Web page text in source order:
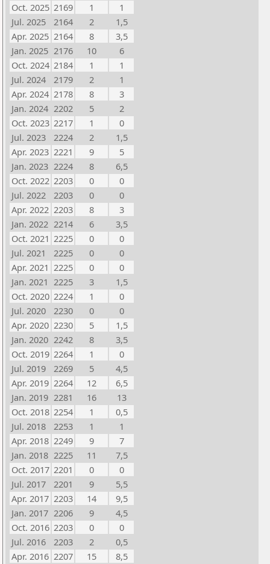
Oct. 2025 2169 1
1
Jul. 2025
2164 2
1,5
Apr. 2025 2164 8
3,5
Jan. 2025 2176 10
6
Oct. 2024 2184 1
1
Jul. 2024
2179 2
1
Apr. 2024 2178 8
3
Jan. 2024 2202 5
2
Oct. 2023 2217 1
0
Jul. 2023
2224 2
1,5
Apr. 2023 2221 9
5
Jan. 2023 2224 8
6,5
Oct. 2022 2203 0
0
Jul. 2022
2203 0
0
Apr. 2022 2203 8
3
Jan. 2022 2214 6
3,5
Oct. 2021 2225 0
0
Jul. 2021
2225 0
0
Apr. 2021 2225 0
0
Jan. 2021 2225 3
1,5
Oct. 2020 2224 1
0
Jul. 2020
2230 0
0
Apr. 2020 2230 5
1,5
Jan. 2020 2242 8
3,5
Oct. 2019 2264 1
0
Jul. 2019
2269 5
4,5
Apr. 2019 2264 12
6,5
Jan. 2019 2281 16
13
Oct. 2018 2254 1
0,5
Jul. 2018
2253 1
1
Apr. 2018 2249 9
7
Jan. 2018 2225 11
7,5
Oct. 2017 2201 0
0
Jul. 2017
2201 9
5,5
Apr. 2017 2203 14
9,5
Jan. 2017 2206 9
4,5
Oct. 2016 2203 0
0
Jul. 2016
2203 2
0,5
Apr. 2016 2207 15
8,5